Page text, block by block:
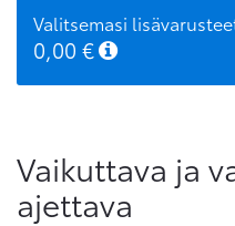
Valitsemasi
0,00 €
Vaikuttava ja
ajettava